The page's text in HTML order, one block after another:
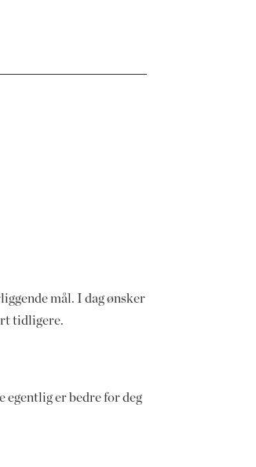
mål. I dag ønsker
tidligere.
egentlig er bedre for deg